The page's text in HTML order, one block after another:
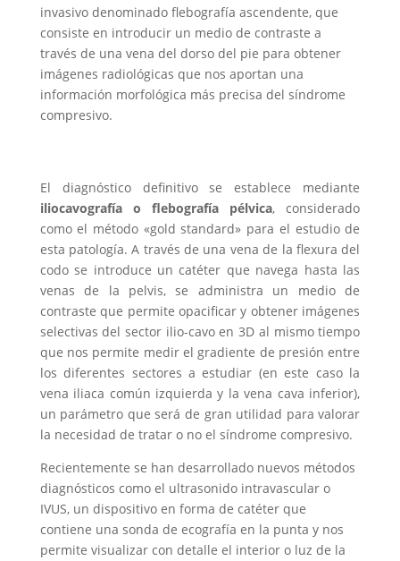
invasivo denominado flebografía ascendente, que
consiste en introducir un medio de contraste a
través de una vena del dorso del pie para obtener
imágenes radiológicas que nos aportan una
información morfológica más precisa del síndrome
compresivo.
El diagnóstico definitivo se establece mediante
iliocavografía o flebografía pélvica, considerado
como el método «gold standard» para el estudio de
esta patología. A través de una vena de la flexura del
codo se introduce un catéter que navega hasta las
venas de la pelvis, se administra un medio de
contraste que permite opacificar y obtener imágenes
selectivas del sector ilio-cavo en 3D al mismo tiempo
que nos permite medir el gradiente de presión entre
los diferentes sectores a estudiar (en este caso la
vena iliaca común izquierda y la vena cava inferior),
un parámetro que será de gran utilidad para valorar
la necesidad de tratar o no el síndrome compresivo.
Recientemente se han desarrollado nuevos métodos
diagnósticos como el ultrasonido intravascular o
IVUS, un dispositivo en forma de catéter que
contiene una sonda de ecografía en la punta y nos
permite visualizar con detalle el interior o luz de la